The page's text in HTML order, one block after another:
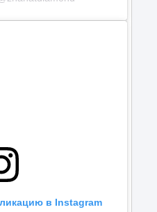
в Instagram